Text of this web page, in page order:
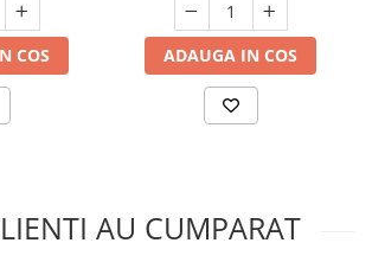
COS ADAUGA IN COS
AU CUMPARAT